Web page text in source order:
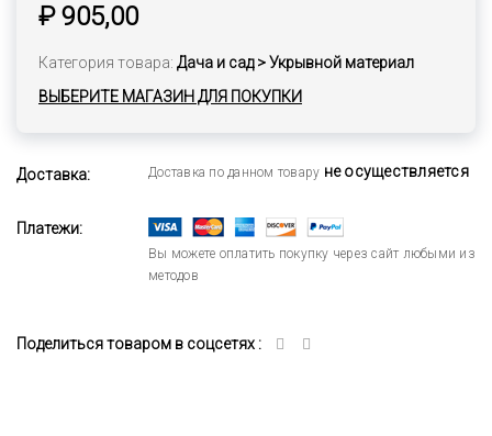
₽ 905,00
Категория товара: Дача и сад > Укрывной материал
ВЫБЕРИТЕ МАГАЗИН ДЛЯ ПОКУПКИ
Доставка: Доставка по данном товару не осуществляется
Платежи:
Вы можете оплатить покупку через сайт любыми из
методов
Поделиться товаром в соцсетях :